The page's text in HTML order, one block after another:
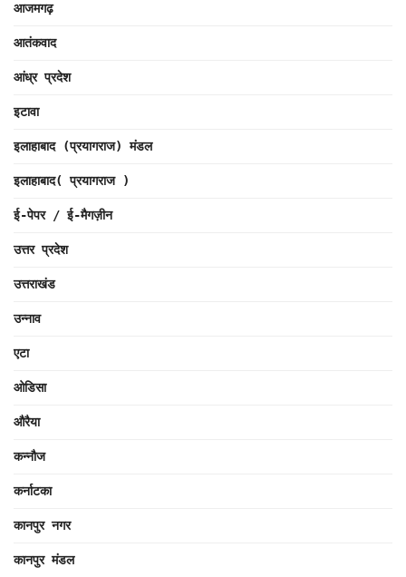
आजमगढ़
आतंकवाद
आंध्र प्रदेश
इटावा
इलाहाबाद (प्रयागराज) मंडल
इलाहाबाद( प्रयागराज )
ई-पेपर / ई-मैगज़ीन
उत्तर प्रदेश
उत्तराखंड
उन्नाव
एटा
ओडिसा
औरैया
कन्नौज
कर्नाटका
कानपुर नगर
कानपुर मंडल